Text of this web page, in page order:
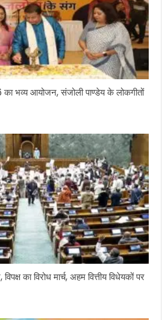
भव्य आयोजन, संजोली पाण्डेय के लोकगीतों
का विरोध मार्च, अहम वित्तीय विधेयकों पर